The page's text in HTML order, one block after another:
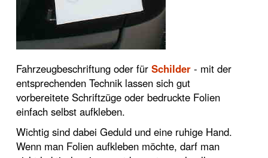
Fahrzeugbeschriftung oder für Schilder - mit der
entsprechenden Technik lassen sich gut
vorbereitete Schriftzüge oder bedruckte Folien
einfach selbst aufkleben.
Wichtig sind dabei Geduld und eine ruhige Hand.
Wenn man Folien aufkleben möchte, darf man